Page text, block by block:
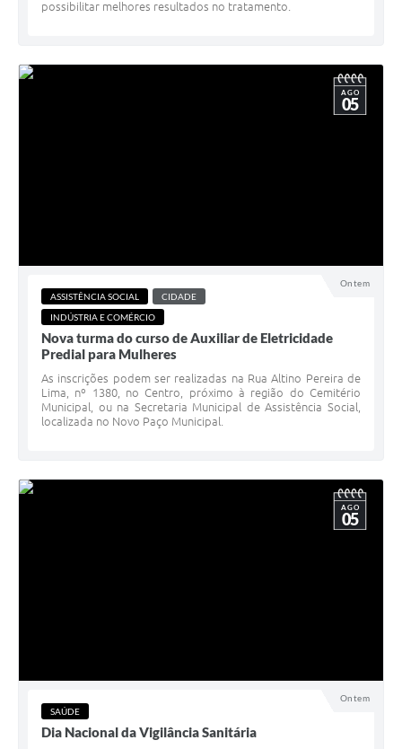
possibilitar melhores resultados no tratamento.
Ontem
AGO
05
ASSISTÊNCIA SOCIAL
CIDADE
INDÚSTRIA E COMÉRCIO
Nova turma do curso de Auxiliar de Eletricidade
Predial para Mulheres
As inscrições podem ser realizadas na Rua Altino Pereira de
Lima, nº 1380, no Centro, próximo à região do Cemitério
Municipal, ou na Secretaria Municipal de Assistência Social,
localizada no Novo Paço Municipal.
Ontem
AGO
05
SAÚDE
Dia Nacional da Vigilância Sanitária